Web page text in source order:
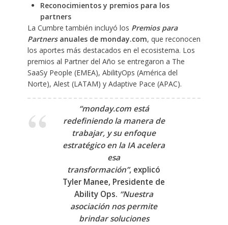
Reconocimientos y premios para los
partners
La Cumbre también incluyó los Premios para
Partners anuales de monday.com, que reconocen
los aportes más destacados en el ecosistema. Los
premios al Partner del Año se entregaron a The
SaaSy People (EMEA), AbilityOps (América del
Norte), Alest (LATAM) y Adaptive Pace (APAC). ​
“monday.com está
redefiniendo la manera de
trabajar, y su enfoque
estratégico en la IA acelera
esa
transformación”, explicó
Tyler Manee, Presidente de
Ability Ops. “Nuestra
asociación nos permite
brindar soluciones